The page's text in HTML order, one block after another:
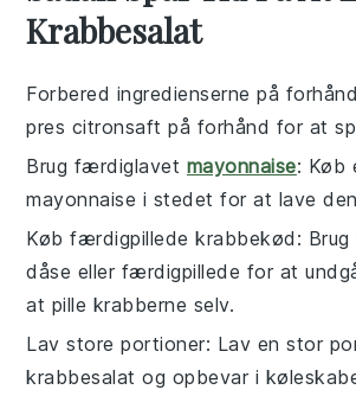
Krabbesalat
Forbered ingredienserne på forhånd
pres citronsaft på forhånd for at
Brug færdiglavet mayonnaise: Køb
mayonnaise i stedet for at lave
Køb færdigpillede krabbekød : Brug
dåse eller færdigpillede for at
at pille krabberne selv.
Lav store portioner: Lav en stor
krabbesalat og opbevar i